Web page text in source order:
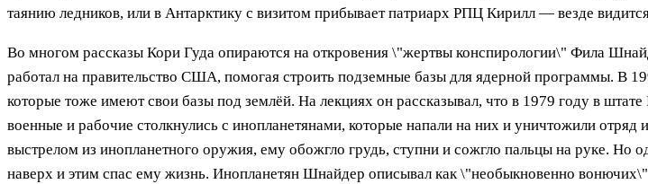
таянию ледников, или в Антарктику с визитом прибывает патриарх РПЦ Кирилл — везде
Во многом рассказы Кори Гуда опираются на откровения \"жертвы конспирологии\" Фила
работал на правительство США, помогая строить подземные базы для ядерной программы. В
которые тоже имеют свои базы под землёй. На лекциях он рассказывал, что в 1979 году в
военные и рабочие столкнулись с инопланетянами, которые напали на них и уничтожили
выстрелом из инопланетного оружия, ему обожгло грудь, ступни и сожгло пальцы на руке. Но
наверх и этим спас ему жизнь. Инопланетян Шнайдер описывал как \"необыкновенно